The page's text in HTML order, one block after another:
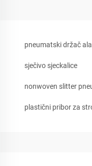
pneumatski držač
sječivo sjeckalice
nonwoven slitter
plastični pribor za